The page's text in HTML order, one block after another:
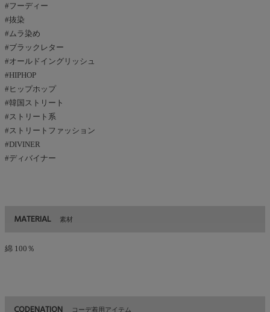
#フーディー
#抜染
#ムラ染め
#ブラックレター
#オールドイングリッシュ
#HIPHOP
#ヒップホップ
#韓国ストリート
#ストリート系
#ストリートファッション
#DIVINER
#ディバイナー
MATERIAL 素材
綿 100％
CODENATION コーデ着用アイテム